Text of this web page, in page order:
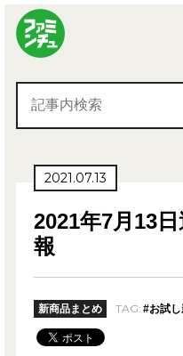
2021.07.13
2021年7月13
報
新商品まとめ TAG: #お試